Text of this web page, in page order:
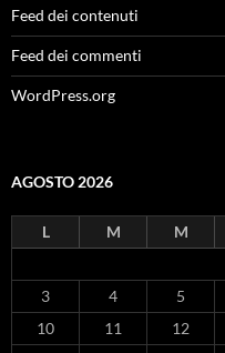
Feed dei contenuti
Feed dei commenti
WordPress.org
AGOSTO 2026
L M M
3
4 5
10
11 12